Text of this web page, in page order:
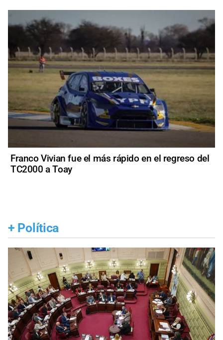
Franco Vivian fue el más rápido en el regreso del
TC2000 a Toay
+ Política